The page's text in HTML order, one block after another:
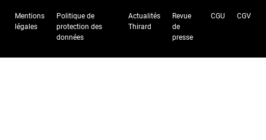
Mentions
légales
Politique de
protection des
données
Actualités
Thirard
Revue
de
presse
CGU CGV